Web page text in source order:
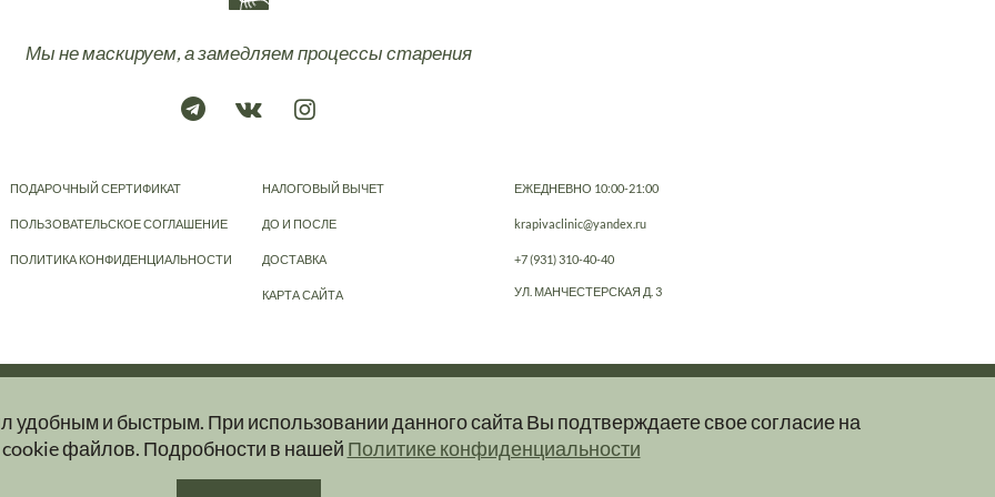
удобным и быстрым. При использовании данного сайта Вы подтверждаете свое согласие на
файлов. Подробности в нашей Политике конфиденциальности
Мы не маскируем, а замедляем процессы старения
ПОДАРОЧНЫЙ СЕРТИФИКАТ
ПОЛЬЗОВАТЕЛЬСКОЕ СОГЛАШЕНИЕ
ПОЛИТИКА КОНФИДЕНЦИАЛЬНОСТИ
НАЛОГОВЫЙ ВЫЧЕТ
ДО И ПОСЛЕ
ДОСТАВКА
КАРТА САЙТА
ЕЖЕДНЕВНО 10:00-21:00
krapivaclinic@yandex.ru
+7 (931) 310-40-40
УЛ. МАНЧЕСТЕРСКАЯ Д. 3
и ни при каких условиях информационные материалы, размещенные на сайте, не являются публичной офертой.
и актуальную информацию об услугах вы можете получить при обращении в клинику.